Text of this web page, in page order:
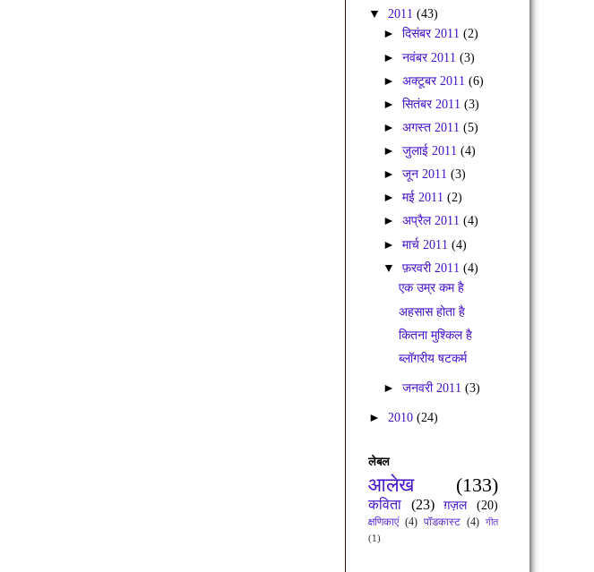
▼ 2011 (43)
►दिसंबर 2011(2)
►नवंबर 2011(3)
►अक्टूबर 2011(6)
►सितंबर 2011(3)
►अगस्त 2011(5)
►जुलाई 2011(4)
►जून 2011(3)
►मई 2011(2)
►अप्रैल 2011(4)
►मार्च 2011(4)
▼फ़रवरी 2011(4)
एक उम्र कम है
अहसास होता है
कितना मुश्किल है
ब्लॉगरीय षटकर्म
►जनवरी 2011(3)
► 2010 (24)
लेबल
आलेख (133)
कविता (23) ग़ज़ल (20)
क्षणिकाएं (4) पॉडकास्ट (4) गीत
(1)